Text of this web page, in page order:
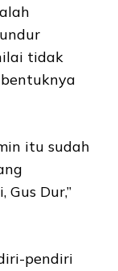
tidak
itu sudah
Dur,”
pendiri